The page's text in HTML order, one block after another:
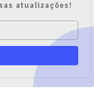
atualizações!